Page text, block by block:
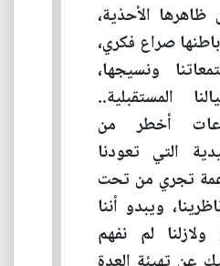
الأحذية،
صراع فكري،
ونسيجها،
المستقبلية..
أخطر من
التي تعودنا
تجري من تحت
ويبدو أننا
ولازلنا لم نفهم